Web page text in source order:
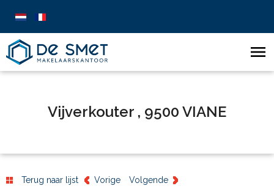
Vijverkouter , 9500 VIANE
Terug naar lijst Vorige Volgende